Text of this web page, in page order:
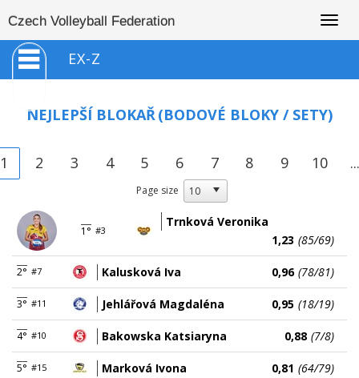
Czech Volleyball Federation
EX-Z
NEJLEPŠÍ BLOKAŘ(BODOVÉ BLOKY / SETY)
1 2 3 4 5 6 7 8 9 10 ...
Page size
1° #3
Trnková Veronika
1,23 (85/69)
2° #7 Kalusková Iva 0,96 (78/81)
3° #11 Jehlářová Magdaléna 0,95 (18/19)
4° #10 Bakowska Katsiaryna 0,88 (7/8)
5° #15 Marková Ivona 0,81 (64/79)